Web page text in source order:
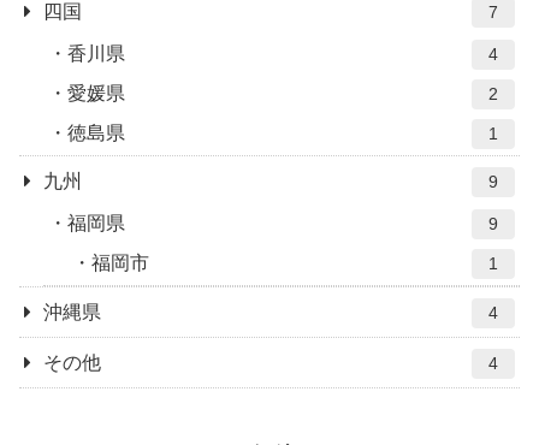
四国 7
香川県 4
愛媛県 2
徳島県 1
九州 9
福岡県 9
福岡市 1
沖縄県 4
その他 4